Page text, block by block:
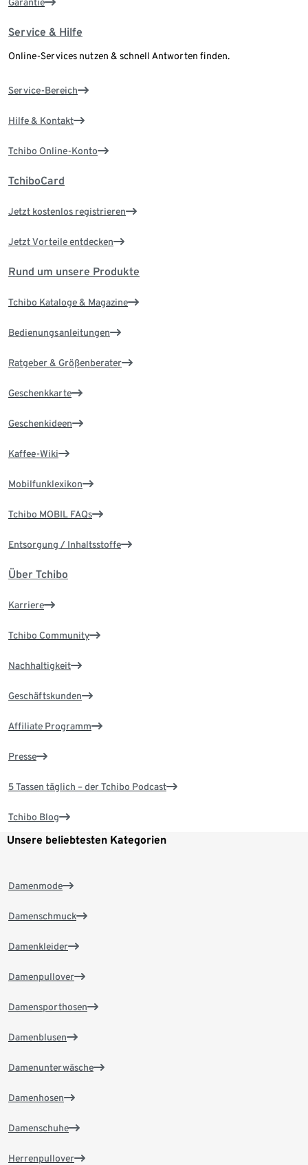
Garantie
Service & Hilfe
Online-Services nutzen & schnell Antworten finden.
Service-Bereich
Hilfe & Kontakt
Tchibo Online-Konto
TchiboCard
Jetzt kostenlos registrieren
Jetzt Vorteile entdecken
Rund um unsere Produkte
Tchibo Kataloge & Magazine
Bedienungsanleitungen
Ratgeber & Größenberater
Geschenkkarte
Geschenkideen
Kaffee-Wiki
Mobilfunklexikon
Tchibo MOBIL FAQs
Entsorgung / Inhaltsstoffe
Über Tchibo
Karriere
Tchibo Community
Nachhaltigkeit
Geschäftskunden
Affiliate Programm
Presse
5 Tassen täglich – der Tchibo Podcast
Tchibo Blog
Unsere beliebtesten Kategorien
Damenmode
Damenschmuck
Damenkleider
Damenpullover
Damensporthosen
Damenblusen
Damenunterwäsche
Damenhosen
Damenschuhe
Herrenpullover